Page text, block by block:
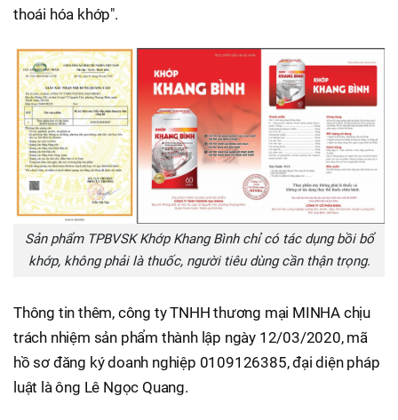
thoái hóa khớp".
Sản phẩm TPBVSK Khớp Khang Bình chỉ có tác dụng bồi bổ
khớp, không phải là thuốc, người tiêu dùng cần thận trọng.
Thông tin thêm, công ty TNHH thương mại MINHA chịu
trách nhiệm sản phẩm thành lập ngày 12/03/2020, mã
hồ sơ đăng ký doanh nghiệp 0109126385, đại diện pháp
luật là ông Lê Ngọc Quang.